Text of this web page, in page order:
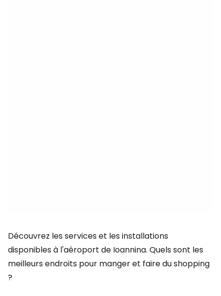
Découvrez les services et les installations
disponibles à l'aéroport de Ioannina. Quels sont les
meilleurs endroits pour manger et faire du shopping
?